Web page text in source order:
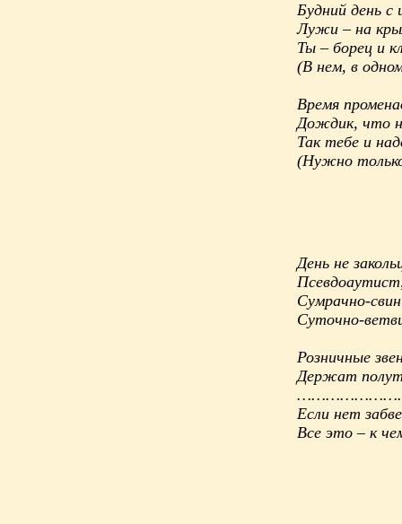
Будний день с
Лужи – на
Ты – борец и
(В нем, в
Время
Дождик, что
Так тебе и
(Нужно
День не
Сумрачно-
Суточно-
Розничные
Держат
Если нет
Все это – к